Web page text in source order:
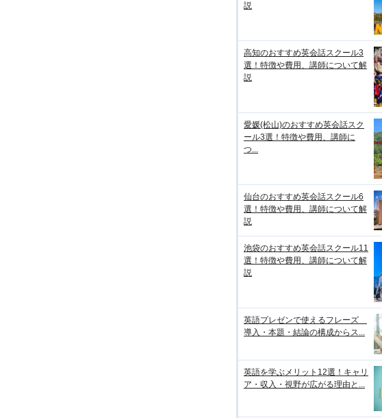
説
高知のおすすめ英会話スクール3
選！特徴や費用、講師について解
説
愛媛(松山)のおすすめ英会話スク
ール3選！特徴や費用、講師に
つ...
仙台のおすすめ英会話スクール6
選！特徴や費用、講師について解
説
池袋のおすすめ英会話スクール11
選！特徴や費用、講師について解
説
英語プレゼンで使えるフレーズ
導入・本題・結論の構成からス...
英語を学ぶメリット12選！キャリ
ア・収入・視野が広がる理由と...